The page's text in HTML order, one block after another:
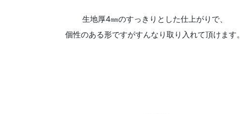
生地厚4㎜のすっきりとした仕上がりで、
個性のある形ですがすんなり取り入れて頂けます。